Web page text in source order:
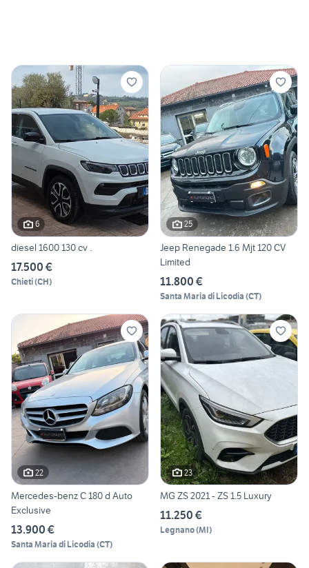
6
diesel 1600 130 cv .
17.500 €
Chieti(CH)
25
Jeep Renegade 1.6 Mjt 120 CV
Limited
11.800 €
Santa Maria di Licodia (CT)
22
Mercedes-benz C 180 d Auto
Exclusive
13.900 €
Santa Maria di Licodia (CT)
23
MG ZS 2021 - ZS 1.5 Luxury
11.250 €
Legnano(MI)